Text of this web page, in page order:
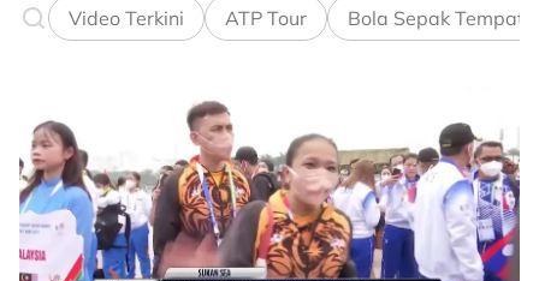
BOLA SEPAK
Piala Hyundai ASEAN: Sejarah tercipta! Indonesia 30
Video Terkini ATP Tour Bola Sepak